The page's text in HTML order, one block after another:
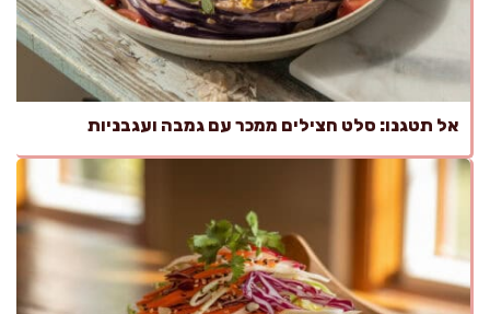
אל תטגנו: סלט חצילים ממכר עם גמבה ועגבניות